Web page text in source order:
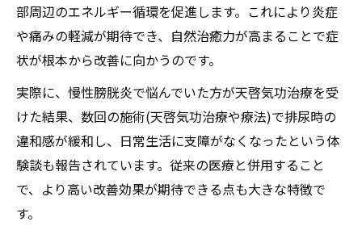
天啓気功治療や療法で活性化するクンダリ
ニー覚醒の予兆と天啓気功治療の役割
慢性膀胱炎を克服へ導く天啓気功治療の真髄と
天啓気功治療の根本理念と慢性膀胱炎克服
法
膀胱炎克服に欠かせない気の調整と天啓気
功治療
部周辺のエネルギー循環を促進します。これにより炎症
や痛みの軽減が期待でき、自然治癒力が高まることで症
状が根本から改善に向かうのです。
実際に、慢性膀胱炎で悩んでいた方が天啓気功治療を受
けた結果、数回の施術(天啓気功治療や療法)で排尿時の
違和感が緩和し、日常生活に支障がなくなったという体
験談も報告されています。従来の医療と併用すること
で、より高い改善効果が期待できる点も大きな特徴で
す。